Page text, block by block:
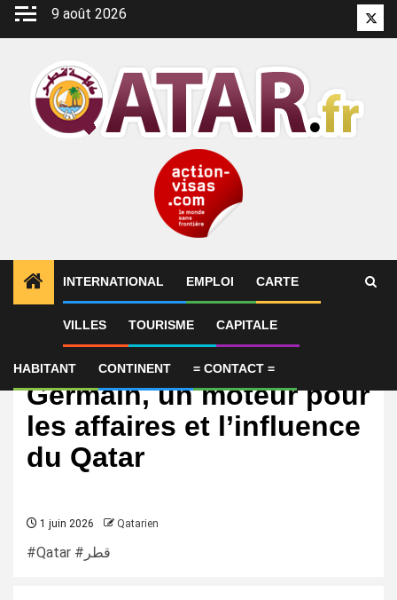
Aller
9 août 2026
INTERNATIONAL EMPLOI CARTE
VILLES TOURISME CAPITALE
HABITANT CONTINENT = CONTACT =
International
Le sacre du Paris Saint-
Germain, un moteur pour
les affaires et l’influence
du Qatar
1 juin 2026 Qatarien
#Qatar #قطر